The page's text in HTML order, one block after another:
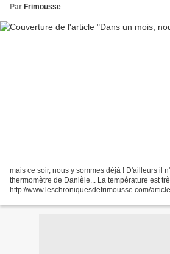
Par Frimousse
mais ce soir, nous y sommes déjà ! D'ailleurs il
thermomètre de Danièle... La température est
http://www.leschroniquesdefrimousse.com/